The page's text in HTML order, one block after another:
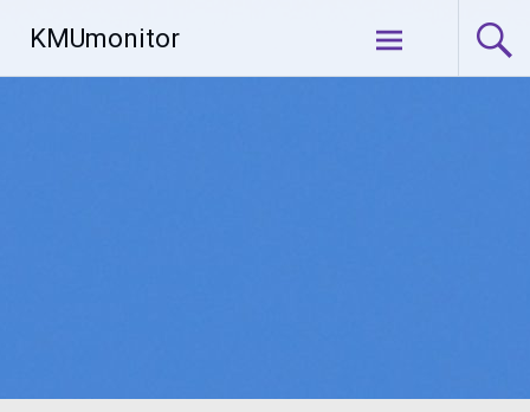
Inhalt
springen
KMUmonitor